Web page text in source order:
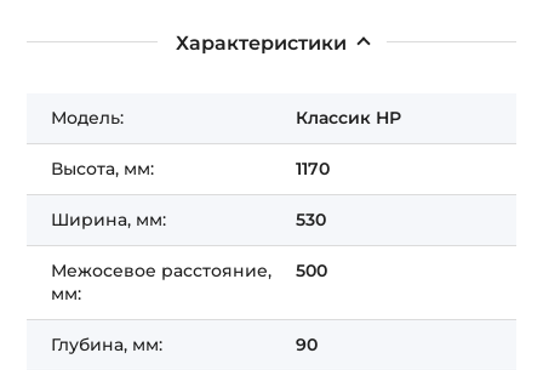
Характеристики
Модель: Классик НР
Высота, мм: 1170
Ширина, мм: 530
Межосевое расстояние,
мм:
500
Глубина, мм: 90